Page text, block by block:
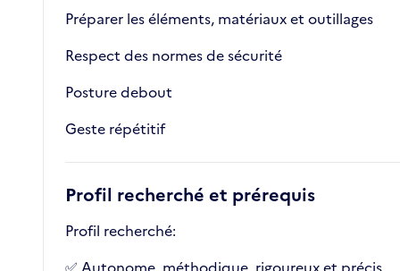
Préparer les éléments, matériaux et outillages
Respect des normes de sécurité
Posture debout
Geste répétitif
Profil recherché et prérequis
Profil recherché: